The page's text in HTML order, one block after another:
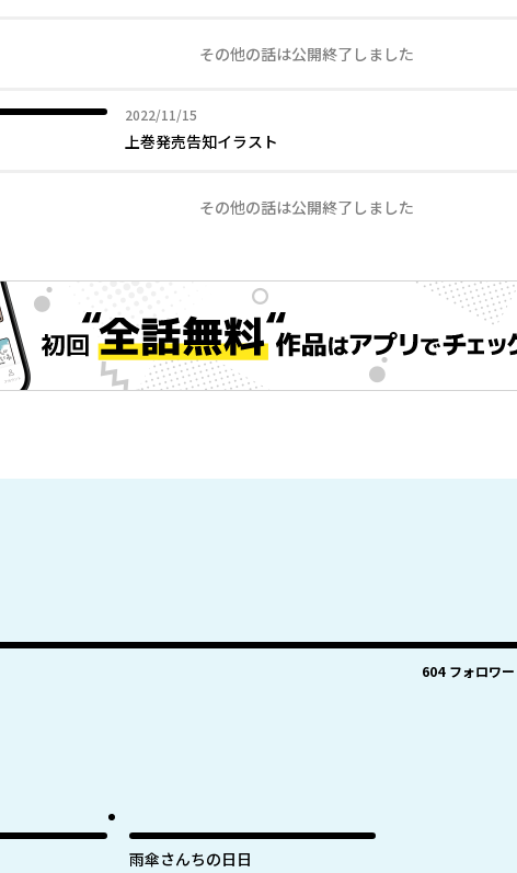
その他の話は公開終了しました
2022/11/15
2022年11月15日
上巻発売告知イラスト
その他の話は公開終了しました
604 フォロワー
雨傘さんちの日日